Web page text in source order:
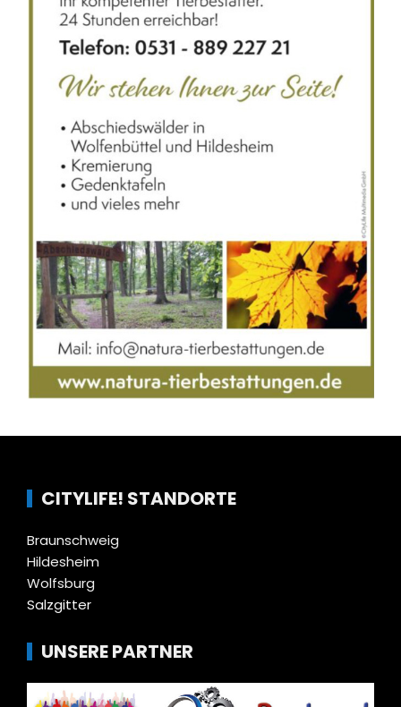
CITYLIFE! STANDORTE
Braunschweig
Hildesheim
Wolfsburg
Salzgitter
UNSERE PARTNER